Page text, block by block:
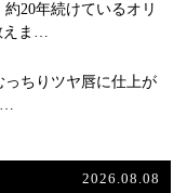
20年続けているオリ
えま…
っちりツヤ唇に仕上が
…
2026.08.08